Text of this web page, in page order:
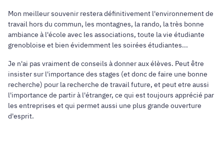
Mon meilleur souvenir restera définitivement l'environnement de
travail hors du commun, les montagnes, la rando, la très bonne
ambiance à l'école avec les associations, toute la vie étudiante
grenobloise et bien évidemment les soirées étudiantes...
Je n'ai pas vraiment de conseils à donner aux élèves. Peut être
insister sur l'importance des stages (et donc de faire une bonne
recherche) pour la recherche de travail future, et peut etre aussi
l'importance de partir à l'étranger, ce qui est toujours apprécié par
les entreprises et qui permet aussi une plus grande ouverture
d'esprit.